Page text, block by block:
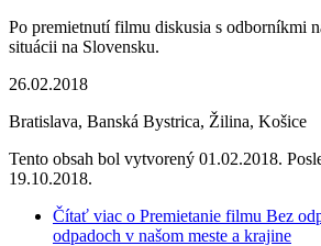
Po premietnutí filmu diskusia s odborníkmi
situácii na Slovensku.
26.02.2018
Bratislava, Banská Bystrica, Žilina, Košice
Tento obsah bol vytvorený 01.02.2018.
19.10.2018.
Čítať viac o Premietanie filmu Bez
odpadoch v našom meste a krajine